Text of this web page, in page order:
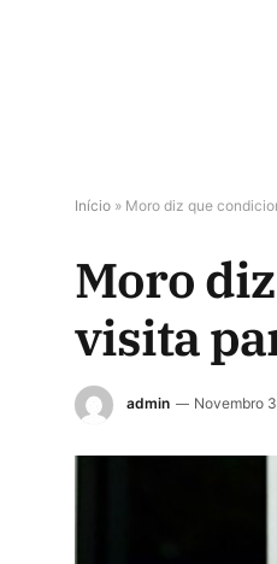
Início » Moro diz que
Moro
visita
admin Novembro